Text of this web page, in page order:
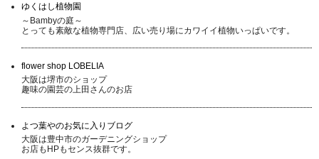
ゆくはし植物園
～Bambyの庭～
とっても素敵な植物専門店、広い売り場にカワイイ植物いっぱいです。
flower shop LOBELIA
大阪は堺市のショップ
趣味の園芸の上田さんのお店
よつ葉やのお気に入りブログ
大阪は豊中市のガーデニングショップ
お店もHPもセンス抜群です。